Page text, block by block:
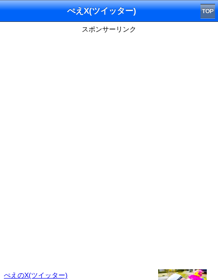
ぺえX(ツイッター) TOP
スポンサーリンク
ぺえのX(ツイッター)